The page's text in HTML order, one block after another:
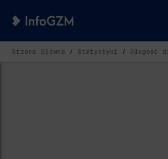
Strona Główna Statystyki Długość